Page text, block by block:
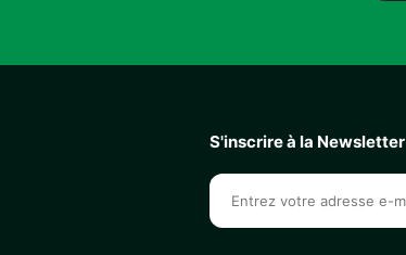
S'inscrire à la Newsletter